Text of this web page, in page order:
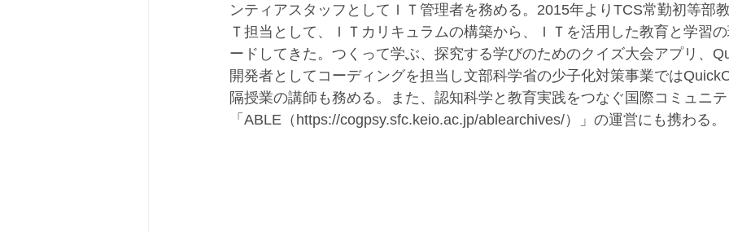
ンティアスタッフとしてＩＴ管理者を務める。2015年よりTCS常勤初等部
Ｔ担当として、ＩＴカリキュラムの構築から、ＩＴを活用した教育と学習
ードしてきた。つくって学ぶ、探究する学びのためのクイズ大会アプリ、
開発者としてコーディングを担当し文部科学省の少子化対策事業では
隔授業の講師も務める。また、認知科学と教育実践をつなぐ国際コミュニテ
「ABLE（https://cogpsy.sfc.keio.ac.jp/ablearchives/）」の運営にも携わる。